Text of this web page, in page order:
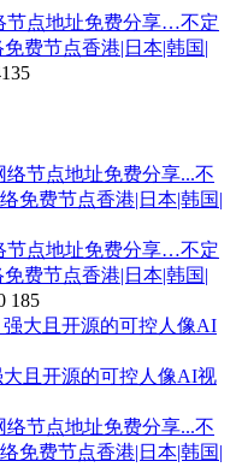
节点地址免费分享…不定
费节点香港|日本|韩国|
135
节点地址免费分享…不定
费节点香港|日本|韩国|
185
大且开源的可控人像AI视